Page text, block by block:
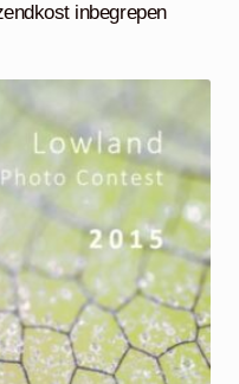
inbegrepen